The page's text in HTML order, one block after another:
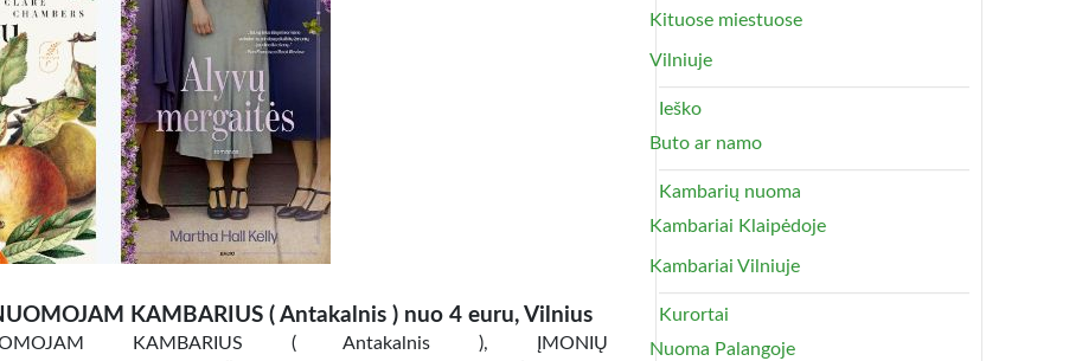
KAMBARIUS ( Antakalnis ) nuo 4 euru, Vilnius
KAMBARIUS ( Antakalnis ), ĮMONIŲ
Kituose miestuose
Vilniuje
Ieško
Buto ar namo
Kambarių nuoma
Kambariai Klaipėdoje
Kambariai Vilniuje
Kurortai
Nuoma Palangoje